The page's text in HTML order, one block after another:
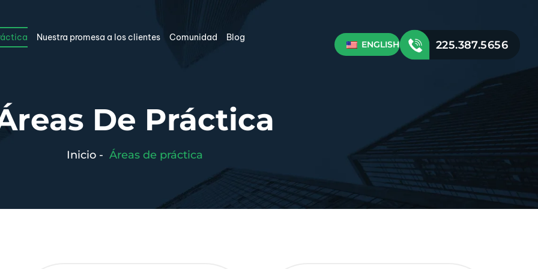
Nuestra promesa a los clientes Comunidad Blog
ENGLISH 225.387.5656
De Práctica
Inicio- Áreas de práctica